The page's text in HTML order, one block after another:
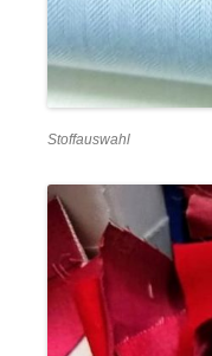
Stoffauswahl